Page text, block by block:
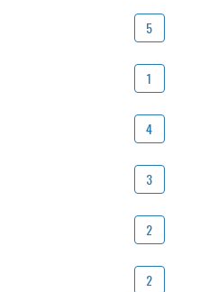
5
1
4
3
2
2